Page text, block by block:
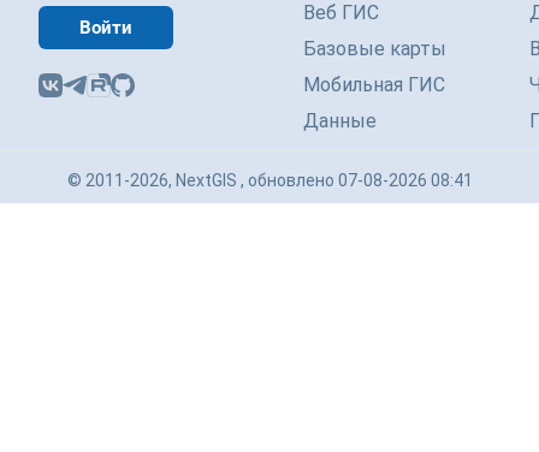
Войти
Веб ГИС
Базовые карты
Мобильная ГИС
Данные
© 2011-2026, NextGIS , обновлено 07-08-2026 08:41